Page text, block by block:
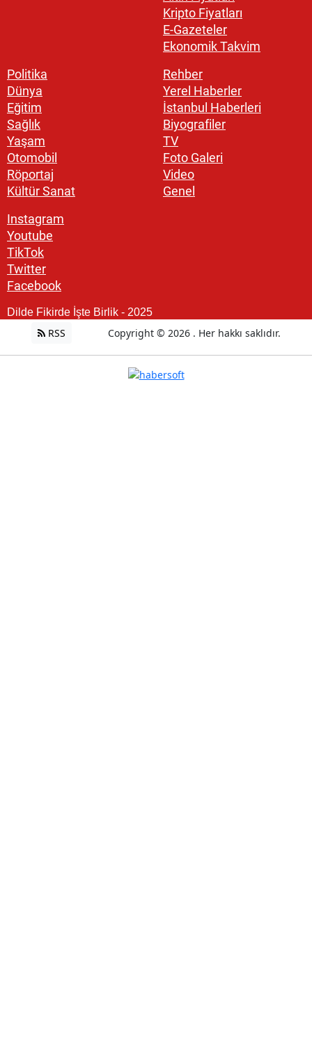
Kripto Fiyatları
E-Gazeteler
Ekonomik Takvim
Politika
Dünya
Eğitim
Sağlık
Yaşam
Otomobil
Röportaj
Kültür Sanat
Rehber
Yerel Haberler
İstanbul Haberleri
Biyografiler
TV
Foto Galeri
Video
Genel
Instagram
Youtube
TikTok
Twitter
Facebook
Dilde Fikirde İşte Birlik - 2025
RSS Copyright © 2026 . Her hakkı saklıdır.